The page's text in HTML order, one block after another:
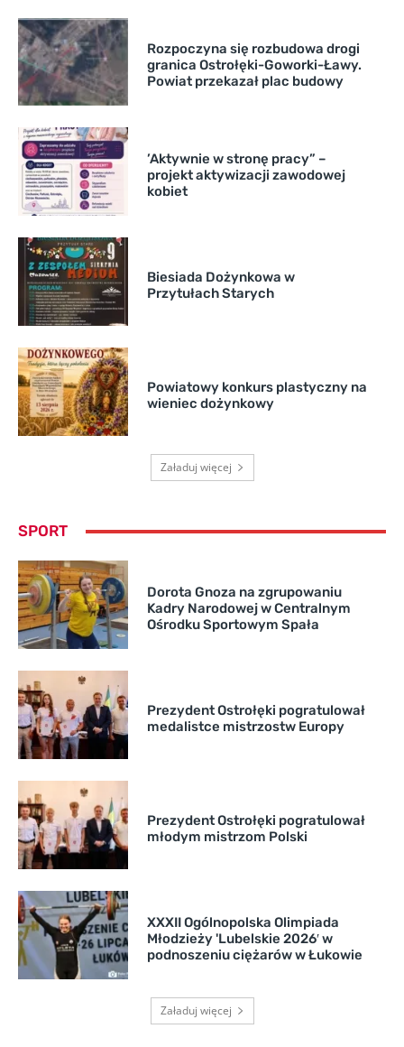
Rozpoczyna się rozbudowa drogi
granica Ostrołęki-Goworki-Ławy.
Powiat przekazał plac budowy
’Aktywnie w stronę pracy” –
projekt aktywizacji zawodowej
kobiet
Biesiada Dożynkowa w
Przytułach Starych
Powiatowy konkurs plastyczny na
wieniec dożynkowy
Załaduj więcej
SPORT
Dorota Gnoza na zgrupowaniu
Kadry Narodowej w Centralnym
Ośrodku Sportowym Spała
Prezydent Ostrołęki pogratulował
medalistce mistrzostw Europy
Prezydent Ostrołęki pogratulował
młodym mistrzom Polski
XXXII Ogólnopolska Olimpiada
Młodzieży 'Lubelskie 2026′ w
podnoszeniu ciężarów w Łukowie
Załaduj więcej